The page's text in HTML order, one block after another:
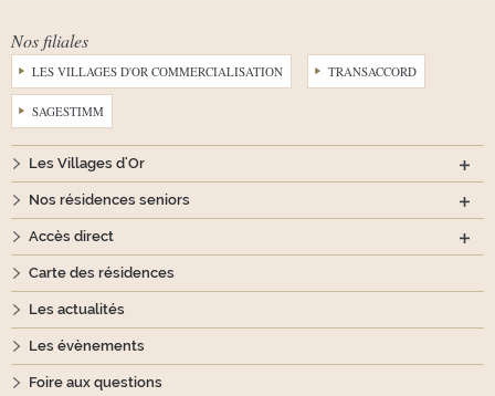
Nos filiales
LES VILLAGES D'OR COMMERCIALISATION TRANSACCORD
SAGESTIMM
Les Villages d'Or
Nos résidences seniors
Accès direct
Carte des résidences
Les actualités
Les évènements
Foire aux questions